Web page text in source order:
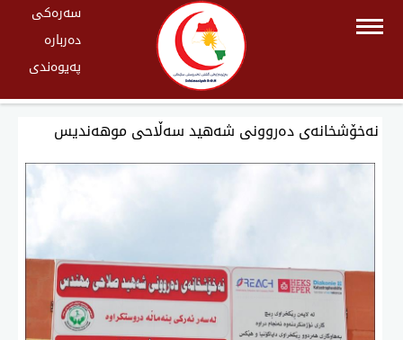
سەرەکی
دەربارە
پەیوەندی
نەخۆشخانەی دەروونی شەهید سەڵاحی موهەندیس